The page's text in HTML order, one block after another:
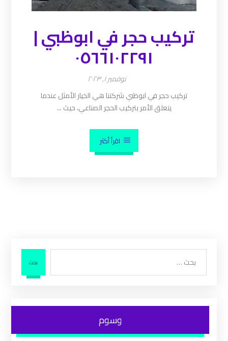
تركيب حجر في ابوظبي |
٠٥٦٦١٠٢٢٩١
نوفمبر ١, ٢٠٢٣
تركيب حجر في ابوظبي شركتنا هي الخيار الأمثل عندما
يتعلق الأمر بتركيب الحجر الصناعي، حيث ...
اقرأ أكثر
بحث
وسوم